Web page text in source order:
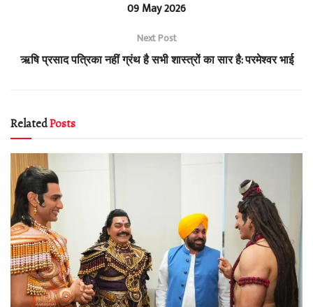
09 May 2026
Next Post
ऋषि प्रसाद पत्रिका नहीं ग्रंथ है सभी शास्त्रों का सार है: परमेश्वर भाई
RelatedPosts